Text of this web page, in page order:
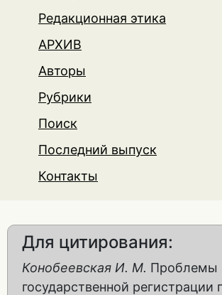
Редакционная этика
АРХИВ
Авторы
Рубрики
Поиск
Последний выпуск
Контакты
Для цитирования:
Конобеевская И. М. Проблемы
государственной